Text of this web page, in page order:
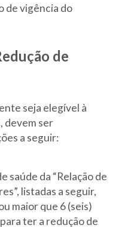
de vigência do
de
seja elegível à
devem ser
a seguir:
saúde da “Relação de
listadas a seguir,
maior que 6 (seis)
ter a redução de